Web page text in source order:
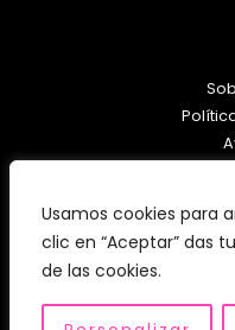
Usamos cookies para
clic en “Aceptar” das
de las cookies.